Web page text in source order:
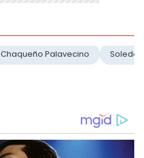
Chaqueño Palavecino Soledad